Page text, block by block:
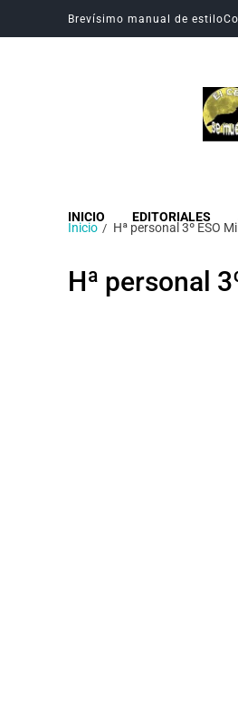
Brevísimo manual de estilo
INICIO EDITORIALES
Inicio Hª personal 3º ESO
Hª personal